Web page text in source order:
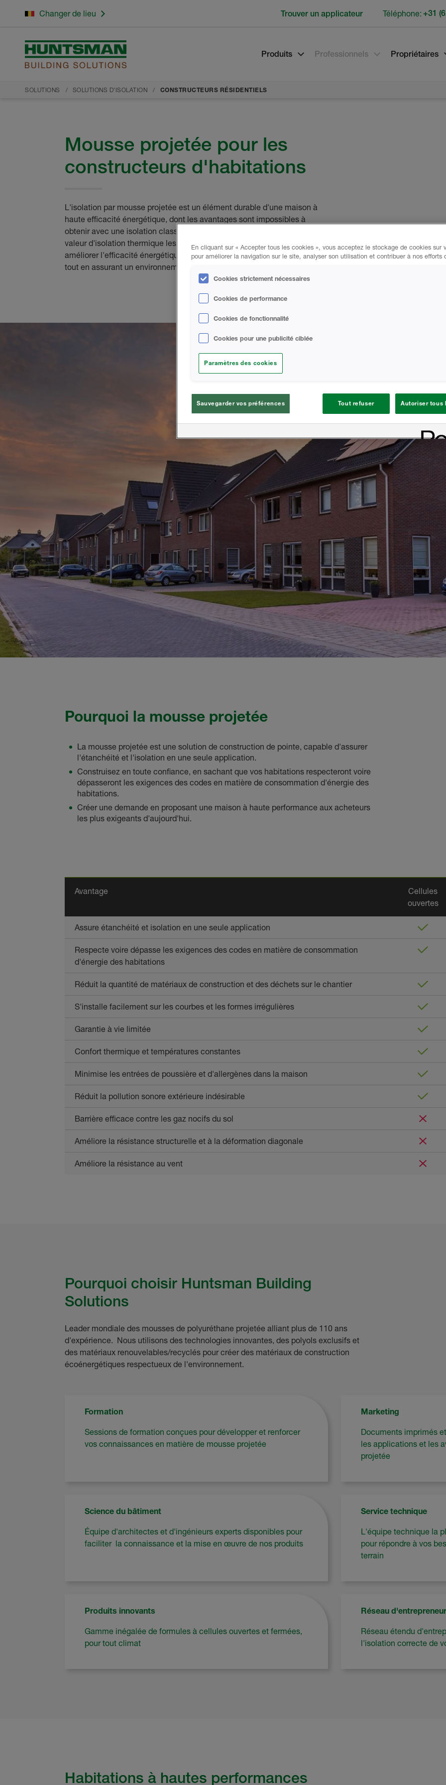
Produits Professionnels Propriétaires
SOLUTIONS SOLUTIONS D'ISOLATION CONSTRUCTEURS RÉSIDENTIELS
Mousse projetée pour les
constructeurs d'habitations
L'isolation par mousse projetée est un élément durable d'une maison à
haute efficacité énergétique, dont les avantages sont impossibles à
obtenir avec une isolation classique.
valeur d'isolation thermique les plus élevées du secteur pour aider à
améliorer l'efficacité énergétique des bâtiments et accroître la demande
tout en assurant un environnement de vie plus confortable.
Pourquoi la mousse projetée
La mousse projetée est une solution de construction de pointe, capable d'assurer
l'étanchéité et l'isolation en une seule application.
Construisez en toute confiance, en sachant que vos habitations respecteront voire
dépasseront les exigences des codes en matière de consommation d'énergie des
habitations.
Créer une demande en proposant une maison à haute performance aux acheteurs
les plus exigeants d'aujourd'hui.
Avantage
Cellules
ouvertes
Assure étanchéité et isolation en une seule application
Respecte voire dépasse les exigences des codes en matière de consommation
d'énergie des habitations
Réduit la quantité de matériaux de construction et des déchets sur le chantier
S'installe facilement sur les courbes et les formes irrégulières
Garantie à vie limitée
Confort thermique et températures constantes
Minimise les entrées de poussière et d'allergènes dans la maison
Réduit la pollution sonore extérieure indésirable
Barrière efficace contre les gaz nocifs du sol
Améliore la résistance structurelle et à la déformation diagonale
Améliore la résistance au vent
Pourquoi choisir Huntsman Building
Solutions
Leader mondiale des mousses de polyuréthane projetée alliant plus de 110 ans
d'expérience. Nous utilisons des technologies innovantes, des polyols exclusifs et
des matériaux renouvelables/recyclés pour créer des matériaux de construction
écoénergétiques respectueux de l'environnement.
Formation
Sessions de formation conçues pour développer et renforcer
vos connaissances en matière de mousse projetée
Marketing
Documents imprimés
les applications et les
projetée
Science du bâtiment
Équipe d'architectes et d'ingénieurs experts disponibles pour
faciliter la connaissance et la mise en œuvre de nos produits
Service technique
L'équipe technique la
pour répondre à vos
terrain
Produits innovants
Gamme inégalée de formules à cellules ouvertes et fermées,
pour tout climat
Réseau
Réseau étendu
l'isolation correcte de
Habitations à hautes performances
Changer de lieu Trouver un applicateur Téléphone: +31
En cliquant sur « Accepter tous les cookies », vous acceptez le stockage de cookies sur
pour améliorer la navigation sur le site, analyser son utilisation et contribuer à nos efforts
Cookies strictement nécessaires
Cookies de performance
Cookies de fonctionnalité
Cookies pour une publicité ciblée
Paramètres des cookies
Sauvegarder vos préférences Tout refuser Autoriser tous